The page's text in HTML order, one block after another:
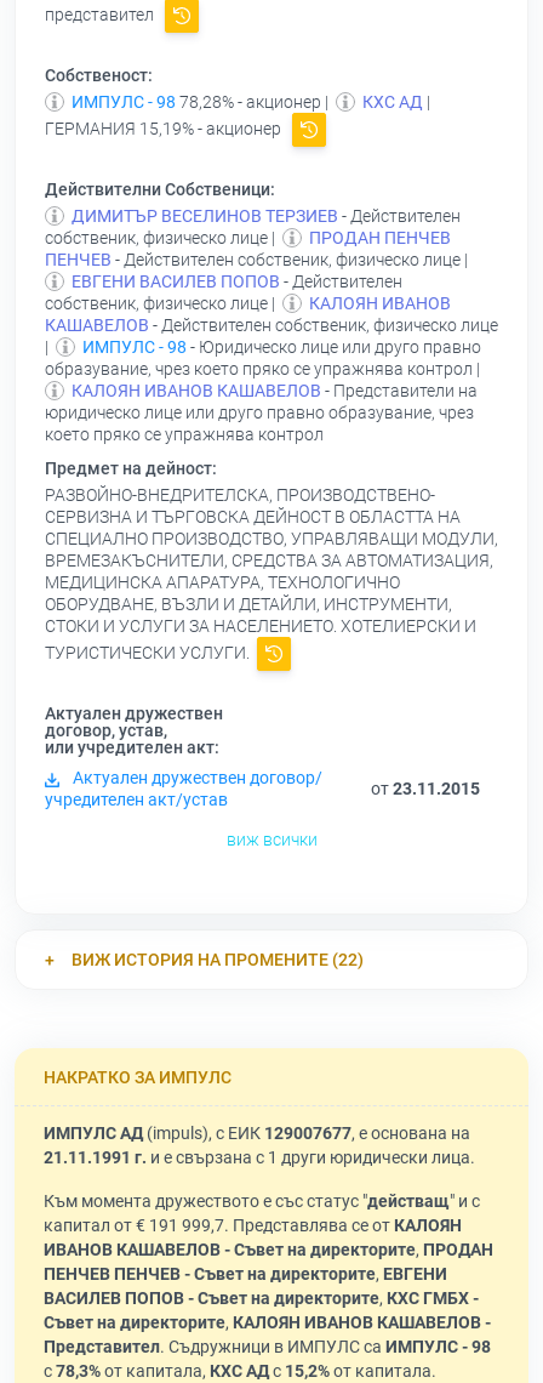
представител
Собственост:
ИМПУЛС - 98 78,28% - акционер | КХС АД |
ГЕРМАНИЯ 15,19% - акционер
Действителни Собственици:
ДИМИТЪР ВЕСЕЛИНОВ ТЕРЗИЕВ - Действителен
собственик, физическо лице |
ПРОДАН ПЕНЧЕВ
ПЕНЧЕВ - Действителен собственик, физическо лице |
ЕВГЕНИ ВАСИЛЕВ ПОПОВ - Действителен
собственик, физическо лице |
КАЛОЯН ИВАНОВ
КАШАВЕЛОВ - Действителен собственик, физическо лице
|
ИМПУЛС - 98 - Юридическо лице или друго правно
образувание, чрез което пряко се упражнява контрол |
КАЛОЯН ИВАНОВ КАШАВЕЛОВ - Представители на
юридическо лице или друго правно образувание, чрез
което пряко се упражнява контрол
Предмет на дейност:
РАЗВОЙНО-ВНЕДРИТЕЛСКА, ПРОИЗВОДСТВЕНО-
СЕРВИЗНА И ТЪРГОВСКА ДЕЙНОСТ В ОБЛАСТТА НА
СПЕЦИАЛНО ПРОИЗВОДСТВО, УПРАВЛЯВАЩИ МОДУЛИ,
ВРЕМЕЗАКЪСНИТЕЛИ, СРЕДСТВА ЗА АВТОМАТИЗАЦИЯ,
МЕДИЦИНСКА АПАРАТУРА, ТЕХНОЛОГИЧНО
ОБОРУДВАНЕ, ВЪЗЛИ И ДЕТАЙЛИ, ИНСТРУМЕНТИ,
СТОКИ И УСЛУГИ ЗА НАСЕЛЕНИЕТО. ХОТЕЛИЕРСКИ И
ТУРИСТИЧЕСКИ УСЛУГИ.
Актуален дружествен
договор, устав,
или учредителен акт:
Актуален дружествен договор/
учредителен акт/устав
от23.11.2015
виж всички
ВИЖ ИСТОРИЯ НА ПРОМЕНИТЕ (22)
НАКРАТКО ЗА ИМПУЛС
ИМПУЛС АД(impuls), с ЕИК 129007677, е основана на
21.11.1991 г. и е свързана с 1 други юридически лица.
Към момента дружеството е със статус "действащ" и с
капитал от € 191 999,7. Представлява се от КАЛОЯН
ИВАНОВ КАШАВЕЛОВ - Съвет на директорите, ПРОДАН
ПЕНЧЕВ ПЕНЧЕВ - Съвет на директорите, ЕВГЕНИ
ВАСИЛЕВ ПОПОВ - Съвет на директорите, КХС ГМБХ -
Съвет на директорите, КАЛОЯН ИВАНОВ КАШАВЕЛОВ -
Представител. Съдружници в ИМПУЛС са ИМПУЛС - 98
с78,3%от капитала, КХС АДс 15,2%от капитала.